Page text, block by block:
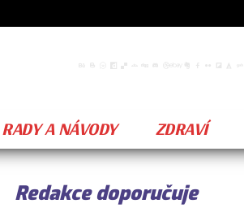
RADY A NÁVODY ZDRAVÍ
Redakce doporučuje